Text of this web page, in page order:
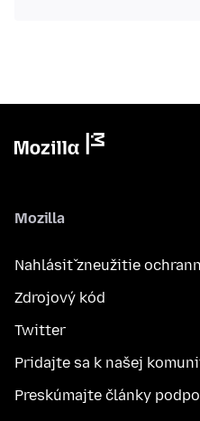
Mozilla
Nahlásiť zneužitie
Zdrojový kód
Twitter
Pridajte sa k našej
Preskúmajte články